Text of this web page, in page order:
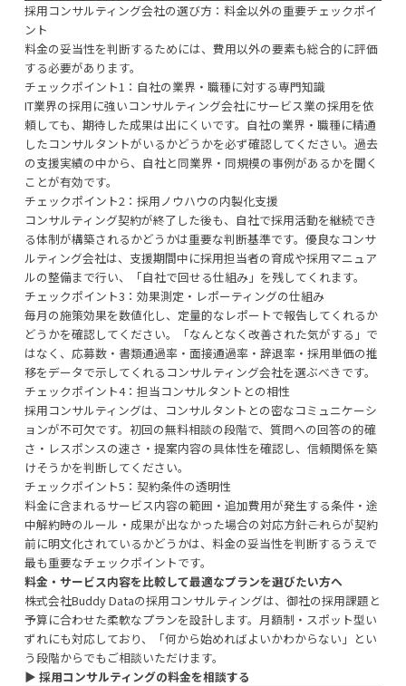
採用コンサルティング会社の選び方：料金以外の重要チェックポイ
ント
料金の妥当性を判断するためには、費用以外の要素も総合的に評価
する必要があります。
チェックポイント1：自社の業界・職種に対する専門知識
IT業界の採用に強いコンサルティング会社にサービス業の採用を依
頼しても、期待した成果は出にくいです。自社の業界・職種に精通
したコンサルタントがいるかどうかを必ず確認してください。過去
の支援実績の中から、自社と同業界・同規模の事例があるかを聞く
ことが有効です。
チェックポイント2：採用ノウハウの内製化支援
コンサルティング契約が終了した後も、自社で採用活動を継続でき
る体制が構築されるかどうかは重要な判断基準です。優良なコンサ
ルティング会社は、支援期間中に採用担当者の育成や採用マニュア
ルの整備まで行い、「自社で回せる仕組み」を残してくれます。
チェックポイント3：効果測定・レポーティングの仕組み
毎月の施策効果を数値化し、定量的なレポートで報告してくれるか
どうかを確認してください。「なんとなく改善された気がする」で
はなく、応募数・書類通過率・面接通過率・辞退率・採用単価の推
移をデータで示してくれるコンサルティング会社を選ぶべきです。
チェックポイント4：担当コンサルタントとの相性
採用コンサルティングは、コンサルタントとの密なコミュニケーシ
ョンが不可欠です。初回の無料相談の段階で、質問への回答の的確
さ・レスポンスの速さ・提案内容の具体性を確認し、信頼関係を築
けそうかを判断してください。
チェックポイント5：契約条件の透明性
料金に含まれるサービス内容の範囲・追加費用が発生する条件・途
中解約時のルール・成果が出なかった場合の対応方針――これらが契約
前に明文化されているかどうかは、料金の妥当性を判断するうえで
最も重要なチェックポイントです。
料金・サービス内容を比較して最適なプランを選びたい方へ
株式会社Buddy Dataの採用コンサルティングは、御社の採用課題と
予算に合わせた柔軟なプランを設計します。月額制・スポット型い
ずれにも対応しており、「何から始めればよいかわからない」とい
う段階からでもご相談いただけます。
▶︎ 採用コンサルティングの料金を相談する